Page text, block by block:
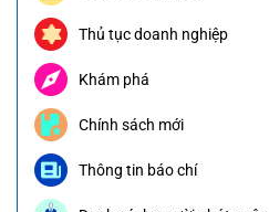
Thủ tục doanh nghiệp
Khám phá
Chính sách mới
Thông tin báo chí